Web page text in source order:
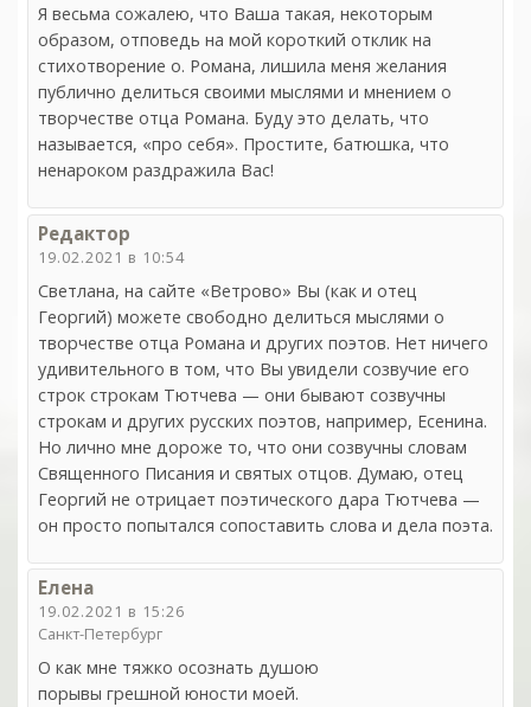
Я весьма сожалею, что Ваша такая, некоторым
образом, отповедь на мой короткий отклик на
стихотворение о. Романа, лишила меня желания
публично делиться своими мыслями и мнением о
творчестве отца Романа. Буду это делать, что
называется, «про себя». Простите, батюшка, что
ненароком раздражила Вас!
Редактор
19.02.2021 в 10:54
Светлана, на сайте «Ветрово» Вы (как и отец
Георгий) можете свободно делиться мыслями о
творчестве отца Романа и других поэтов. Нет ничего
удивительного в том, что Вы увидели созвучие его
строк строкам Тютчева — они бывают созвучны
строкам и других русских поэтов, например, Есенина.
Но лично мне дороже то, что они созвучны словам
Священного Писания и святых отцов. Думаю, отец
Георгий не отрицает поэтического дара Тютчева —
он просто попытался сопоставить слова и дела поэта.
Елена
19.02.2021 в 15:26
Санкт-Петербург
О как мне тяжко осознать душою
порывы грешной юности моей.